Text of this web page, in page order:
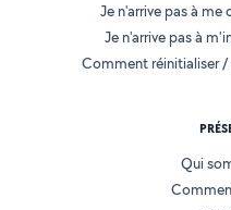
Je n'arrive pas à
Je n'arrive pas à
Comment réinitialiser
Qui